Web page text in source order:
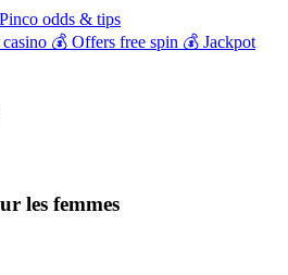
odds & tips
💰 Offers free spin 💰 Jackpot
les femmes